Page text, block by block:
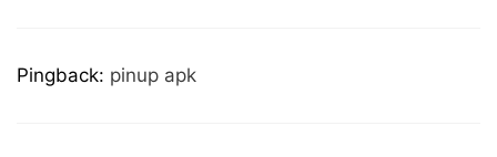
Pingback: pinup apk